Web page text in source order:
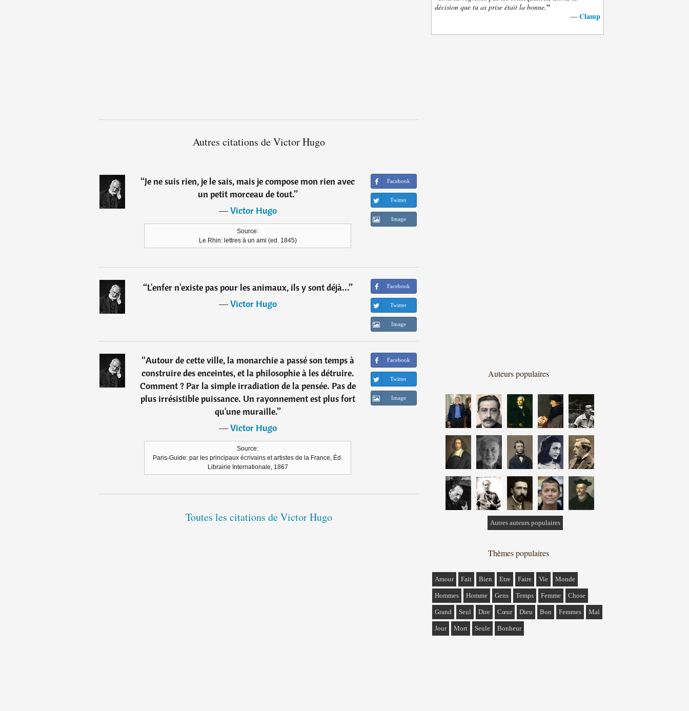
Autres citations de Victor Hugo
“Je ne suis rien, je le sais, mais je compose mon rien avec
un petit morceau de tout.”
―Victor Hugo
Source:
Le Rhin: lettres à un ami (ed. 1845)
Facebook
Twitter
Image
“L'enfer n'existe pas pour les animaux, ils y sont déjà...”
―Victor Hugo
Facebook
Twitter
Image
“Autour de cette ville, la monarchie a passé son temps à
construire des enceintes, et la philosophie à les détruire.
Comment ? Par la simple irradiation de la pensée. Pas de
plus irrésistible puissance. Un rayonnement est plus fort
qu'une muraille.”
―Victor Hugo
Source:
Paris-Guide: par les principaux écrivains et artistes de la France, Éd.
Librairie Internationale, 1867
Facebook
Twitter
Image
Toutes les citations de Victor Hugo
décision que tu as prise était la bonne.”
— Clamp
Auteurs populaires
Autres auteurs populaires
Thèmes populaires
Amour Fait Bien Etre Faire Vie Monde
Hommes Homme Gens Temps Femme Chose
Grand Seul Dire Cœur Dieu Bon Femmes Mal
Jour Mort Seule Bonheur